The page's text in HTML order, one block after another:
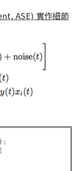
ASE) 實作細節